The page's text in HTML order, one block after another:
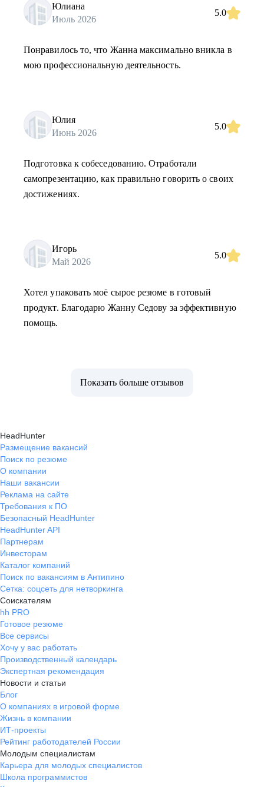
Юлиана
Июль 2026
5.0
Понравилось то, что Жанна максимально вникла в
мою профессиональную деятельность.
Юлия
Июнь 2026
5.0
Подготовка к собеседованию. Отработали
самопрезентацию, как правильно говорить о своих
достижениях.
Игорь
Май 2026
5.0
Хотел упаковать моё сырое резюме в готовый
продукт. Благодарю Жанну Седову за эффективную
помощь.
Показать больше отзывов
HeadHunter
Размещение вакансий
Поиск по резюме
О компании
Наши вакансии
Реклама на сайте
Требования к ПО
Безопасный HeadHunter
HeadHunter API
Партнерам
Инвесторам
Каталог компаний
Поиск по вакансиям в Антипино
Сетка: соцсеть для нетворкинга
Соискателям
hh PRO
Готовое резюме
Все сервисы
Хочу у вас работать
Производственный календарь
Экспертная рекомендация
Новости и статьи
Блог
О компаниях в игровой форме
Жизнь в компании
ИТ-проекты
Рейтинг работодателей России
Молодым специалистам
Карьера для молодых специалистов
Школа программистов